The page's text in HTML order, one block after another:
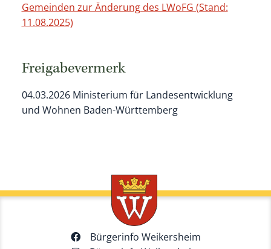
Gemeinden zur Änderung des LWoFG (Stand:
11.08.2025)
Freigabevermerk
04.03.2026 Ministerium für Landesentwicklung
und Wohnen Baden-Württemberg
Bürgerinfo Weikersheim